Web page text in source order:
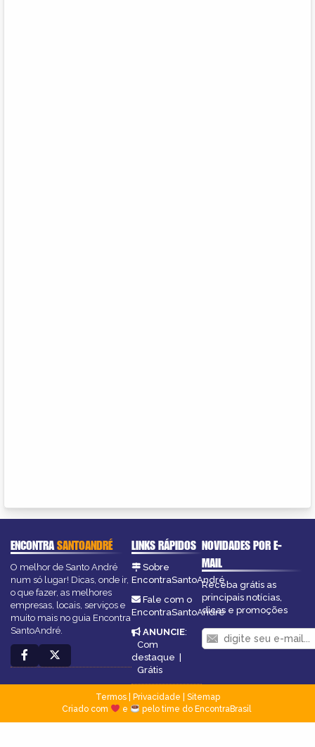
ENCONTRASANTOANDRÉ
O melhor de Santo André
num só lugar! Dicas, onde ir,
o que fazer, as melhores
empresas, locais, serviços e
muito mais no guia Encontra
SantoAndré.
LINKS RÁPIDOS
Sobre
EncontraSantoAndré
Fale com o
EncontraSantoAndré
ANUNCIE:
Com
destaque |
Grátis
NOVIDADES POR E-
MAIL
Receba grátis as
principais notícias,
dicas e promoções
Termos| Privacidade
Sitemap
Criado com
e pelo time do EncontraBrasil